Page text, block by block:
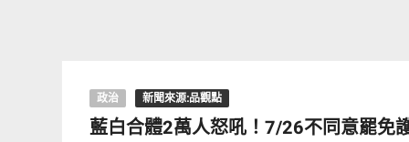
政治 新聞來源:品觀點
藍白合體2萬人怒吼！7/26不同意罷免